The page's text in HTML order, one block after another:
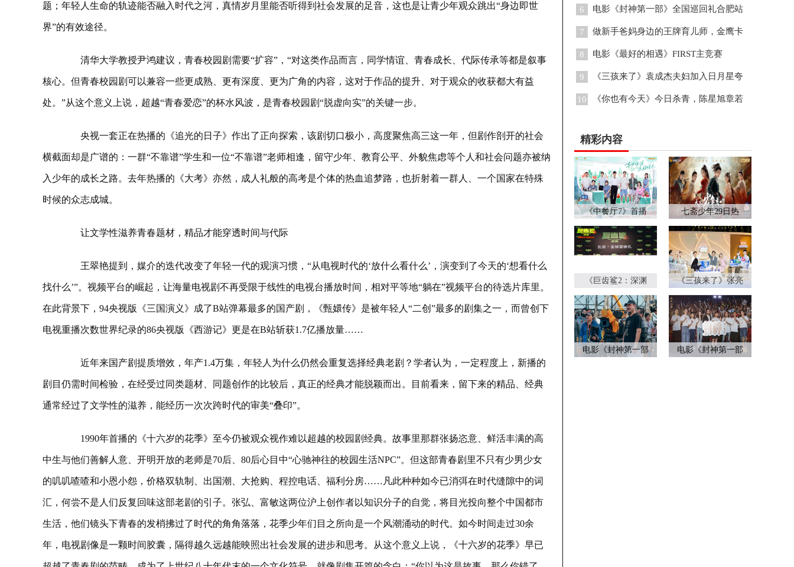
题；年轻人生命的轨迹能否融入时代之河，真情岁月里能否听得到社会发展的足音，这也是让青少年观众跳出“身边即世
界”的有效途径。
清华大学教授尹鸿建议，青春校园剧需要“扩容”，“对这类作品而言，同学情谊、青春成长、代际传承等都是叙事
核心。但青春校园剧可以兼容一些更成熟、更有深度、更为广角的内容，这对于作品的提升、对于观众的收获都大有益
处。”从这个意义上说，超越“青春爱恋”的杯水风波，是青春校园剧“脱虚向实”的关键一步。
央视一套正在热播的《追光的日子》作出了正向探索，该剧切口极小，高度聚焦高三这一年，但剧作剖开的社会
横截面却是广谱的：一群“不靠谱”学生和一位“不靠谱”老师相逢，留守少年、教育公平、外貌焦虑等个人和社会问题亦被纳
入少年的成长之路。去年热播的《大考》亦然，成人礼般的高考是个体的热血追梦路，也折射着一群人、一个国家在特殊
时候的众志成城。
让文学性滋养青春题材，精品才能穿透时间与代际
王翠艳提到，媒介的迭代改变了年轻一代的观演习惯，“从电视时代的‘放什么看什么’，演变到了今天的‘想看什么
找什么’”。视频平台的崛起，让海量电视剧不再受限于线性的电视台播放时间，相对平等地“躺在”视频平台的待选片库里。
在此背景下，94央视版《三国演义》成了B站弹幕最多的国产剧，《甄嬛传》是被年轻人“二创”最多的剧集之一，而曾创下
电视重播次数世界纪录的86央视版《西游记》更是在B站斩获1.7亿播放量……
近年来国产剧提质增效，年产1.4万集，年轻人为什么仍然会重复选择经典老剧？学者认为，一定程度上，新播的
剧目仍需时间检验，在经受过同类题材、同题创作的比较后，真正的经典才能脱颖而出。目前看来，留下来的精品、经典
通常经过了文学性的滋养，能经历一次次跨时代的审美“叠印”。
1990年首播的《十六岁的花季》至今仍被观众视作难以超越的校园剧经典。故事里那群张扬恣意、鲜活丰满的高
中生与他们善解人意、开明开放的老师是70后、80后心目中“心驰神往的校园生活NPC”。但这部青春剧里不只有少男少女
的叽叽喳喳和小恩小怨，价格双轨制、出国潮、大抢购、程控电话、福利分房……凡此种种如今已消弭在时代缝隙中的词
汇，何尝不是人们反复回味这部老剧的引子。张弘、富敏这两位沪上创作者以知识分子的自觉，将目光投向整个中国都市
生活，他们镜头下青春的发梢拂过了时代的角角落落，花季少年们目之所向是一个风潮涌动的时代。如今时间走过30余
年，电视剧像是一颗时间胶囊，隔得越久远越能映照出社会发展的进步和思考。从这个意义上说，《十六岁的花季》早已
6 电影《封神第一部》全国巡回礼合肥站
7 做新手爸妈身边的王牌育儿师，金鹰卡
8 电影《最好的相遇》FIRST主竞赛
9 《三孩来了》袁成杰夫妇加入日月星夸
10 《你也有今天》今日杀青，陈星旭章若
精彩内容
《中餐厅7》首播 七斋少年29日热
《巨齿鲨2：深渊 《三孩来了》张亮
电影《封神第一部 电影《封神第一部